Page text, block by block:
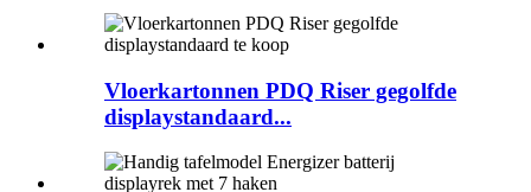
Vloerkartonnen PDQ Riser gegolfde
displaystandaard...